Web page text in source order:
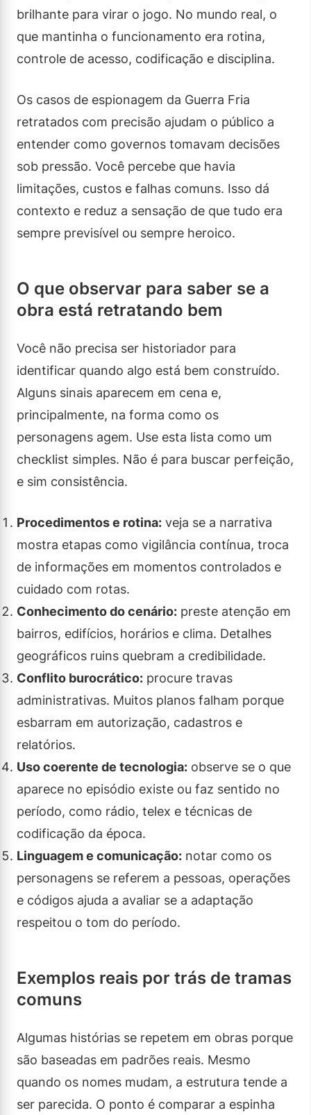
brilhante para virar o jogo. No mundo real, o
que mantinha o funcionamento era rotina,
controle de acesso, codificação e disciplina.
Os casos de espionagem da Guerra Fria
retratados com precisão ajudam o público a
entender como governos tomavam decisões
sob pressão. Você percebe que havia
limitações, custos e falhas comuns. Isso dá
contexto e reduz a sensação de que tudo era
sempre previsível ou sempre heroico.
O que observar para saber se a
obra está retratando bem
Você não precisa ser historiador para
identificar quando algo está bem construído.
Alguns sinais aparecem em cena e,
principalmente, na forma como os
personagens agem. Use esta lista como um
checklist simples. Não é para buscar perfeição,
e sim consistência.
Procedimentos e rotina: veja se a narrativa
mostra etapas como vigilância contínua, troca
de informações em momentos controlados e
cuidado com rotas.
Conhecimento do cenário: preste atenção em
bairros, edifícios, horários e clima. Detalhes
geográficos ruins quebram a credibilidade.
Conflito burocrático: procure travas
administrativas. Muitos planos falham porque
esbarram em autorização, cadastros e
relatórios.
Uso coerente de tecnologia: observe se o que
aparece no episódio existe ou faz sentido no
período, como rádio, telex e técnicas de
codificação da época.
Linguagem e comunicação: notar como os
personagens se referem a pessoas, operações
e códigos ajuda a avaliar se a adaptação
respeitou o tom do período.
Exemplos reais por trás de tramas
comuns
Algumas histórias se repetem em obras porque
são baseadas em padrões reais. Mesmo
quando os nomes mudam, a estrutura tende a
ser parecida. O ponto é comparar a espinha